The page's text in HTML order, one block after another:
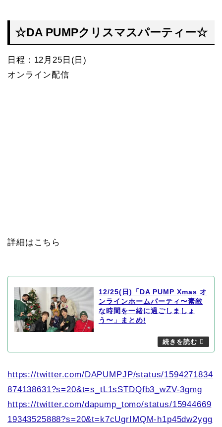
☆DA PUMPクリスマスパーティー☆
日程：12月25日(日)
オンライン配信
詳細はこちら
12/25(日)「DA PUMP Xmas オ
ンラインホームパーティ〜素敵
な時間を一緒に過ごしましょ
う〜」まとめ!
https://twitter.com/DAPUMPJP/status/1594271834
874138631?s=20&t=s_tL1sSTDQfb3_wZV-3gmg
https://twitter.com/dapump_tomo/status/15944669
19343525888?s=20&t=k7cUgrIMQM-h1p45dw2ygg